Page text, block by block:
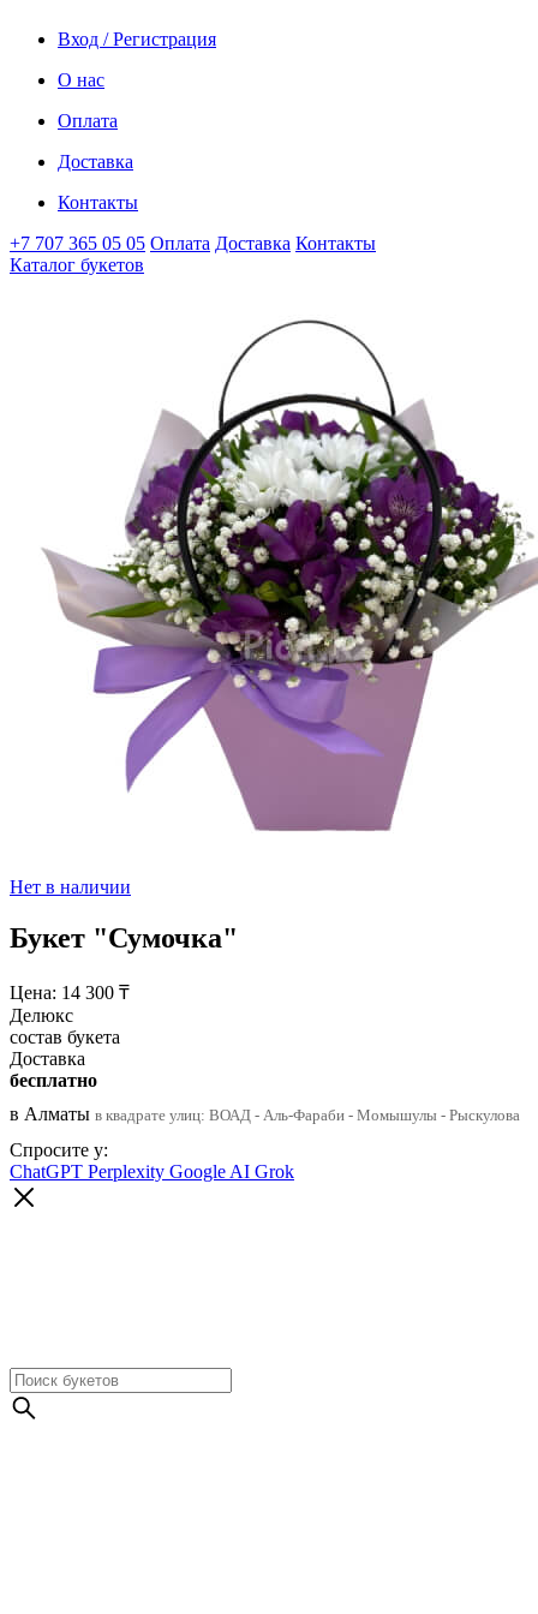
Вход / Регистрация
О нас
Оплата
Доставка
Контакты
+7 707 365 05 05 Оплата Доставка Контакты
Каталог букетов
Нет в наличии
Букет "Сумочка"
Цена: 14 300 ₸
Делюкс
состав букета
Доставка
бесплатно
в Алматы в квадрате улиц: ВОАД - Аль-Фараби - Момышулы - Рыскулова
Спросите у:
ChatGPT Perplexity Google AI Grok